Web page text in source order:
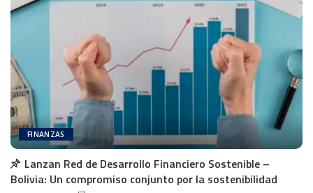
FINANZAS
Lanzan Red de Desarrollo Financiero Sostenible –
Bolivia: Un compromiso conjunto por la sostenibilidad